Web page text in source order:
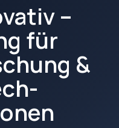
–
für
&